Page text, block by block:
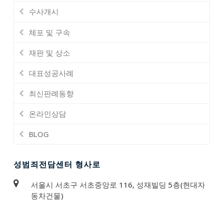
수사개시
체포 및 구속
재판 및 상소
대표성공사례
최신판례동향
온라인상담
BLOG
성범죄전담센터 형사로
서울시 서초구 서초중앙로 116, 성재빌딩 5층(현대자
동차건물)